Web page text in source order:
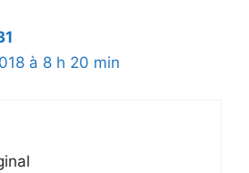
à 8 h 20 min